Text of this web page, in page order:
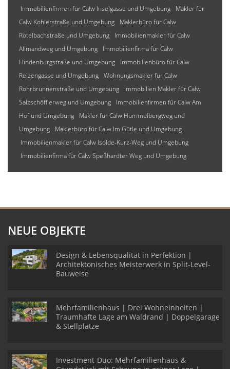
Immobilienfirmen für Calw Inselgasse und Umgebung
Makler für
Calw Kohlerstraße und Umgebung
Maklerbüro für Calw
Rötelbachstraße und Umgebung
Immobilienmakler für Calw
Allmandweg und Umgebung
Immobilienfirma für Calw
Hindenburgstraße und Umgebung
Immobilienbüro für Calw
Reizengasse und Umgebung Wohnungsmakler für Calw
Rohrbrunnenstraße und Umgebung
Immobilien Makler für Calw
Salzschöfflerweg und Umgebung
Immobilienfirmen für Calw Am
Hof und Umgebung
Makler für Calw Hummelbergweg und
Umgebung
Maklerbüro für Calw Im Gütle und Umgebung
Immobilienmakler für Calw Isolde-Kurz-Weg und Umgebung
Immobilienfirma für Calw Speßhardter Weg und Umgebung
NEUE OBJEKTE
Design & Lebensqualität in Perfektion |
Architektonisches Meisterwerk in Split-Level-
Bauweise
Mehrfamilienhaus | Drei Wohneinheiten |
Traumhafte Lage am Waldrand | Doppelgarage
& Stellplätze
Investment-Duo: Mehrfamilienhaus &